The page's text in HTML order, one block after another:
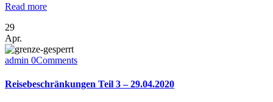
Read more
29
Apr.
admin 0Comments
Reisebeschränkungen Teil 3 – 29.04.2020